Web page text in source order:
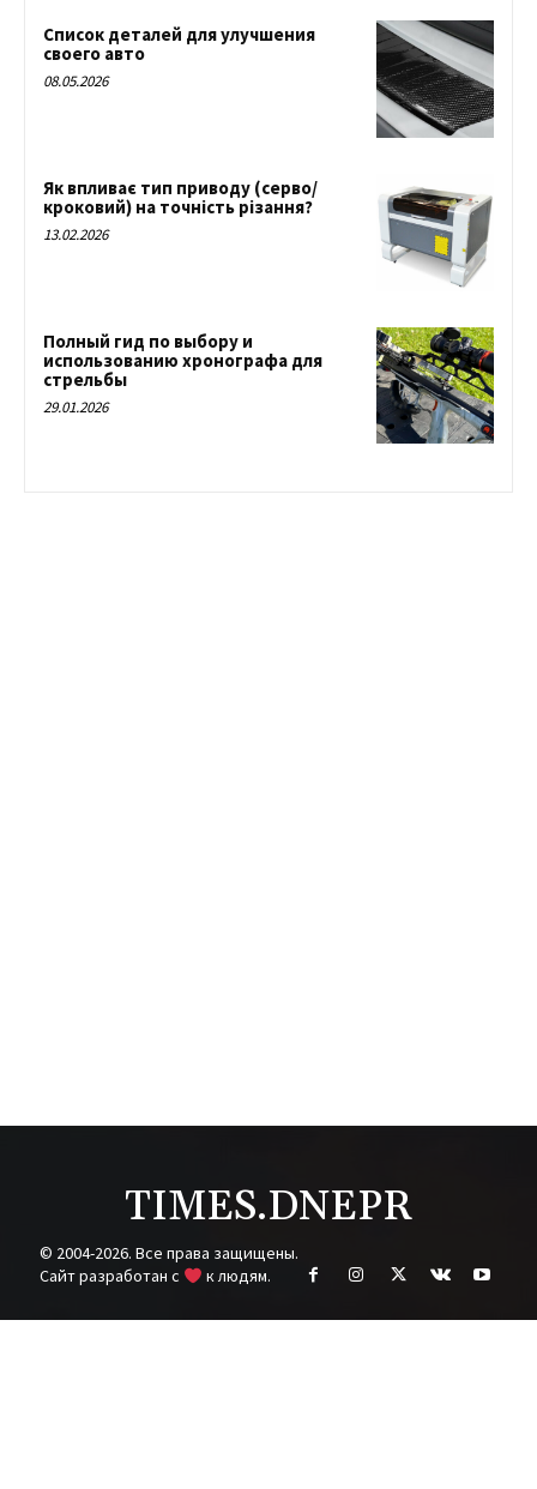
Список деталей для улучшения
своего авто
08.05.2026
Як впливає тип приводу (серво/
кроковий) на точність різання?
13.02.2026
Полный гид по выбору и
использованию хронографа для
стрельбы
29.01.2026
TIMES.DNEPR
© 2004-2026. Все права защищены.
Cайт разработан с
к людям.